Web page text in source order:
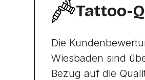
Tattoo-
Die
Wiesbaden sind
Bezug auf die